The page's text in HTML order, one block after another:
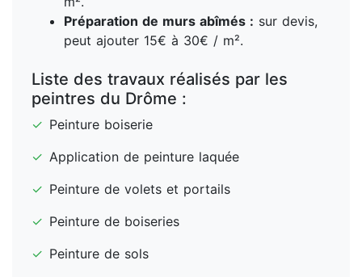
Préparation de murs abîmés : sur devis,
peut ajouter 15€ à 30€ / m².
Liste des travaux réalisés par les
peintres du Drôme :
✓ Peinture boiserie
✓ Application de peinture laquée
✓ Peinture de volets et portails
✓ Peinture de boiseries
✓ Peinture de sols